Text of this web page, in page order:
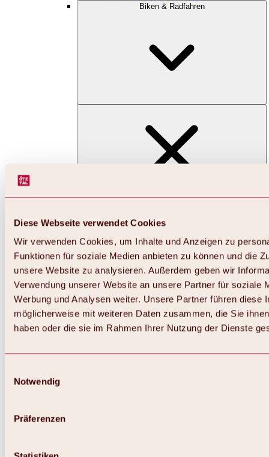
Diese Webseite verwendet Cookies
Wir verwenden Cookies, um Inhalte und Anzeigen zu
Funktionen für soziale Medien anbieten zu können und die
unsere Website zu analysieren. Außerdem geben wir
Verwendung unserer Website an unsere Partner für soziale
Werbung und Analysen weiter. Unsere Partner führen diese
möglicherweise mit weiteren Daten zusammen, die Sie
haben oder die sie im Rahmen Ihrer Nutzung der Dienste
Notwendig
Präferenzen
Biken & Radfahren